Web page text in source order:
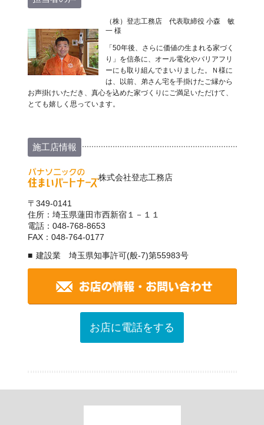
（株）登志工務店 代表取締役 小森 敏
一 様
「50年後、さらに価値の生まれる家づく
り」を信条に、オール電化やバリアフリ
ーにも取り組んでまいりました。Ｎ様に
は、以前、弟さん宅を手掛けたご縁から
お声掛けいただき、真心を込めた家づくりにご満足いただけて、
とても嬉しく思っています。
施工店情報
株式会社登志工務店
〒349-0141
住所：埼玉県蓮田市西新宿１－１１
電話：048-768-8653
FAX：048-764-0177
建設業 埼玉県知事許可(般-7)第55983号
お店に電話をする